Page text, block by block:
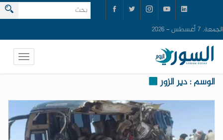
الجمعة, 7 أغسطس - 2026
الوسم : دير الزور